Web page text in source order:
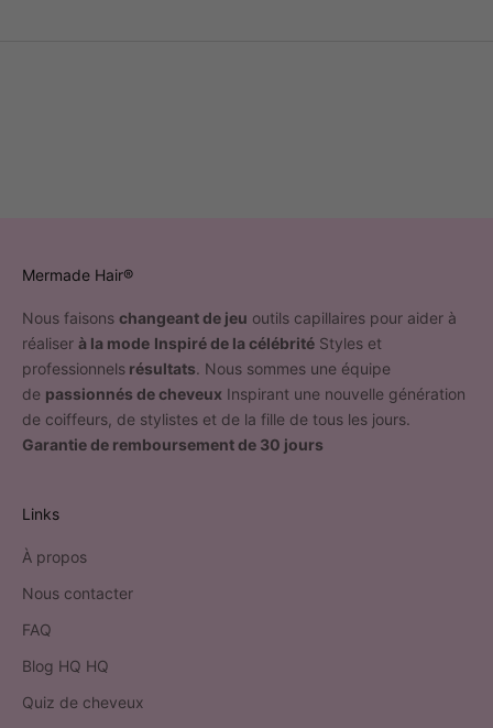
Mermade Hair®
Nous faisons changeant de jeu outils capillaires pour aider à
réaliser à la mode Inspiré de la célébrité Styles et
professionnels résultats. Nous sommes une équipe
de passionnés de cheveux Inspirant une nouvelle génération
de coiffeurs, de stylistes et de la fille de tous les jours.
Garantie de remboursement de 30 jours
Links
À propos
Nous contacter
FAQ
Blog HQ HQ
Quiz de cheveux